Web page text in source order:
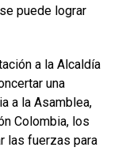
puede lograr
a la Alcaldía
una
a la Asamblea,
Colombia, los
las fuerzas para